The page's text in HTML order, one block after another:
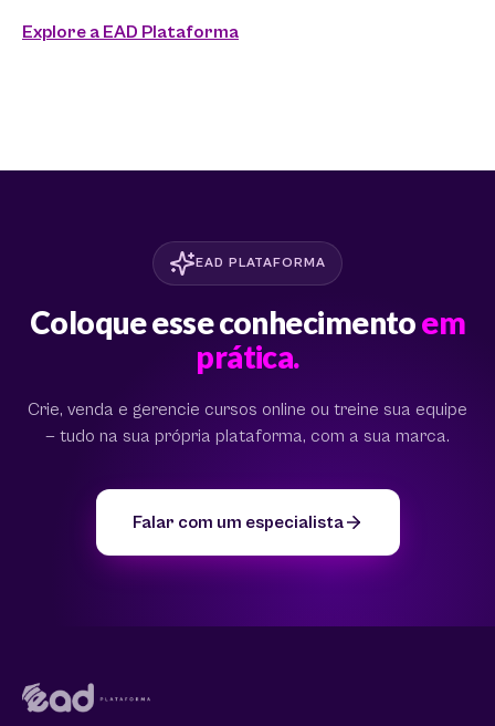
Explore a EAD Plataforma
EAD PLATAFORMA
Coloque esse conhecimentoem
prática.
Crie, venda e gerencie cursos online ou treine sua equipe
— tudo na sua própria plataforma, com a sua marca.
Falar com um especialista